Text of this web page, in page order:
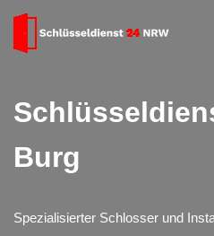
Burg
Spezialisierter Schlosser und